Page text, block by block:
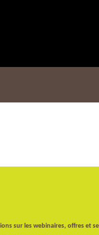
sur les webinaires, offres et